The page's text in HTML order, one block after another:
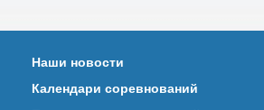
Наши новости
Календари соревнований